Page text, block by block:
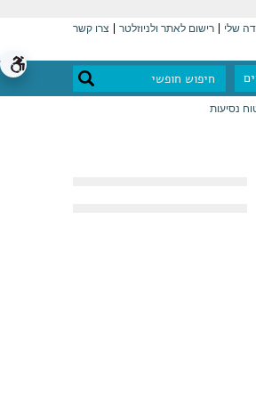
שלי רישום לאתר ולניוזלטר צרו קשר
נסיעות